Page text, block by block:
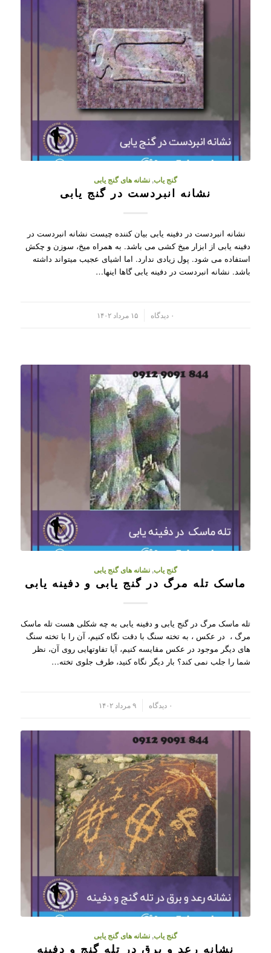
گنج یاب,نشانه های گنج یابی
نشانه انبردست در گنج یابی
نشانه انبردست در دفینه یابی بیان کننده چیست نشانه انبردست در
دفینه یابی از ابزار میخ کشی می باشد. به همراه میخ، سوزن و چکش
استفاده می شود. پول زیادی ندارد. اما اشیای عجیب میتواند داشته
باشد. نشانه انبردست در دفینه یابی گاها اینها…
۰ دیدگاه ۱۵ مرداد ۱۴۰۲
گنج یاب,نشانه های گنج یابی
ماسک تله مرگ در گنج یابی و دفینه یابی
تله ماسک مرگ در گنج یابی و دفینه یابی به چه شکلی هست تله ماسک
مرگ ، در عکس ، به تخته سنگ با دقت نگاه کنیم، آن را با تخته سنگ
های دیگر موجود در عکس مقایسه کنیم، آیا تفاوتهایی روی آن، نظر
شما را جلب نمی کند؟ بار دیگر نگاه کنید، طرف جلوی تخته…
۰ دیدگاه ۹ مرداد ۱۴۰۲
گنج یاب,نشانه های گنج یابی
نشانه رعد و برق در تله گنج و دفینه